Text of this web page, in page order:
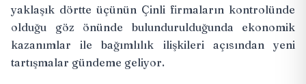
yaklaşık dörtte üçünün Çinli firmaların kontrolünde
olduğu göz önünde bulundurulduğunda ekonomik
kazanımlar ile bağımlılık ilişkileri açısından yeni
tartışmalar gündeme geliyor.